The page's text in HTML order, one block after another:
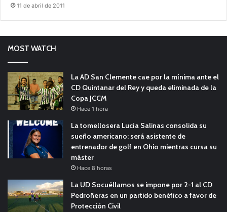
11 de abril de 2011
MOST WATCH
La AD San Clemente cae por la mínima ante el
CD Quintanar del Rey y queda eliminada de la
Copa JCCM
Hace 1 hora
La tomellosera Lucía Salinas consolida su
sueño americano: será asistente de
entrenador de golf en Ohio mientras cursa su
máster
Hace 8 horas
La UD Socuéllamos se impone por 2-1 al CD
Pedroñeras en un partido benéfico a favor de
Protección Civil